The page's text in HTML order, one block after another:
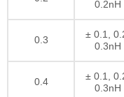
0.2nH
0.3
± 0.1,
0.3nH
0.4
± 0.1,
0.3nH